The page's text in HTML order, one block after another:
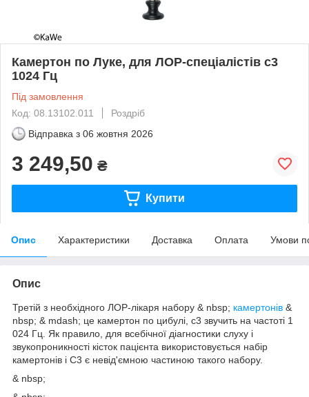
Камертон по Луке, для ЛОР-спеціалістів c3
1024 Гц
Під замовлення
Код: 08.13102.011
Роздріб
Відправка з 06 жовтня 2026
3 249,50 ₴
Купити
Опис Характеристики Доставка Оплата Умови
Опис
Третій з необхідного ЛОР-лікаря набору & nbsp; камертонів &
nbsp; & mdash; це камертон по цибулі, c3 звучить на частоті 1
024 Гц. Як правило, для всебічної діагностики слуху і
звукопроникності кісток пацієнта використовується набір
камертонів і С3 є невід'ємною частиною такого набору.
& nbsp;